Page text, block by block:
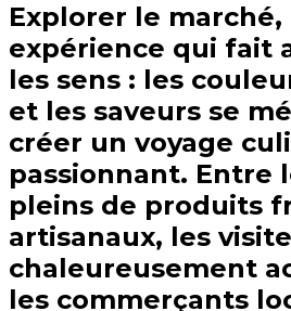
Explorer le marché,
expérience qui fait
les sens : les
et les saveurs se
créer un voyage
passionnant. Entre
pleins de produits
artisanaux, les
chaleureusement
les commerçants